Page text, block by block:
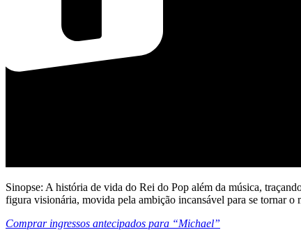
Sinopse: A história de vida do Rei do Pop além da música,
figura visionária, movida pela ambição incansável para se tornar o
Comprar ingressos antecipados para “Michael”